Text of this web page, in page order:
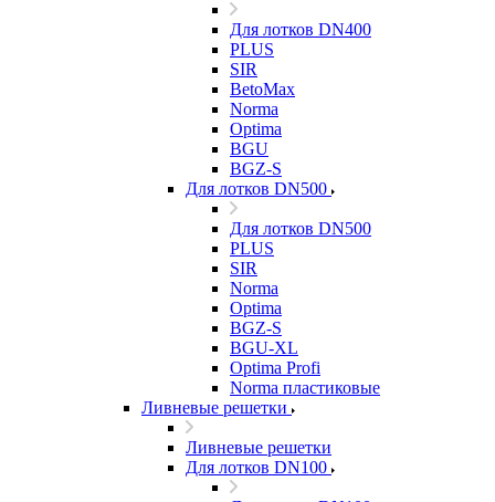
Для лотков DN400
PLUS
SIR
BetoMax
Norma
Optima
BGU
BGZ-S
Для лотков DN500
Для лотков DN500
PLUS
SIR
Norma
Optima
BGZ-S
BGU-XL
Optima Profi
Norma пластиковые
Ливневые решетки
Ливневые решетки
Для лотков DN100